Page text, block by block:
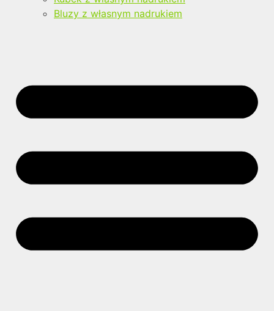
Bluzy z własnym nadrukiem